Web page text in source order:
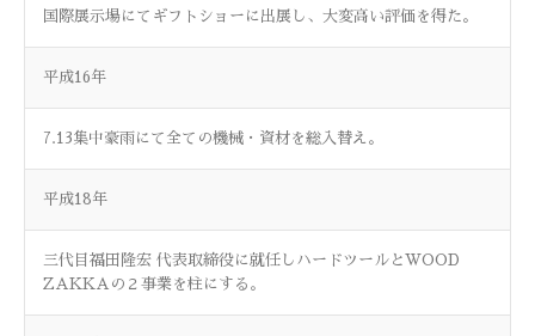
国際展示場にてギフトショーに出展し、大変高い評価を得た。
平成16年
7.13集中豪雨にて全ての機械・資材を総入替え。
平成18年
三代目福田隆宏 代表取締役に就任しハードツールとWOOD
ZAKKAの２事業を柱にする。